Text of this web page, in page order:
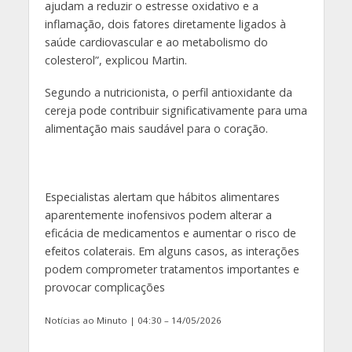
ajudam a reduzir o estresse oxidativo e a
inflamação, dois fatores diretamente ligados à
saúde cardiovascular e ao metabolismo do
colesterol”, explicou Martin.
Segundo a nutricionista, o perfil antioxidante da
cereja pode contribuir significativamente para uma
alimentação mais saudável para o coração.
Especialistas alertam que hábitos alimentares
aparentemente inofensivos podem alterar a
eficácia de medicamentos e aumentar o risco de
efeitos colaterais. Em alguns casos, as interações
podem comprometer tratamentos importantes e
provocar complicações
Notícias ao Minuto | 04:30 – 14/05/2026